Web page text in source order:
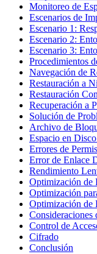
Monitoreo de
Escenarios de
Escenario 1:
Escenario 2:
Escenario 3:
Procedimientos
Navegación de
Restauración a
Restauración
Recuperación a
Solución de
Archivo de
Espacio en
Errores de
Error de Enlace
Rendimiento
Optimización de
Optimización
Optimización de
Consideraciones
Control de
Cifrado
Conclusión